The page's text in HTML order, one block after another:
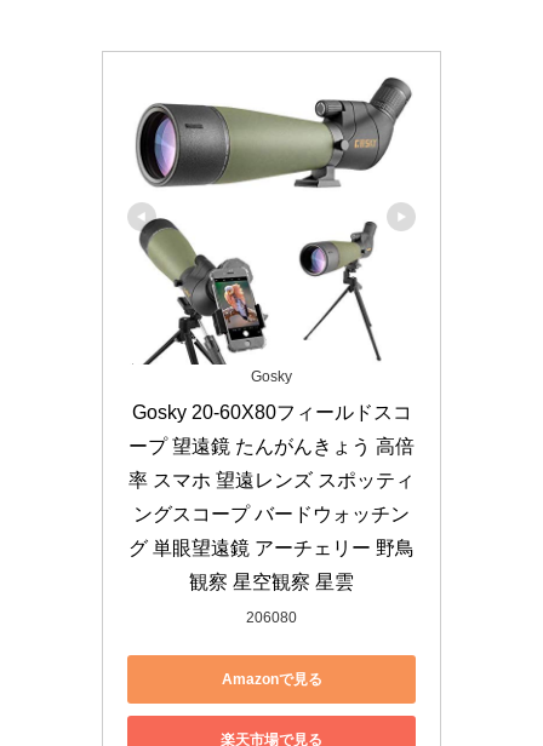
Gosky
Gosky 20-60X80フィールドスコ
ープ 望遠鏡 たんがんきょう 高倍
率 スマホ 望遠レンズ スポッティ
ングスコープ バードウォッチン
グ 単眼望遠鏡 アーチェリー 野鳥
観察 星空観察 星雲
206080
Amazonで見る
楽天市場で見る